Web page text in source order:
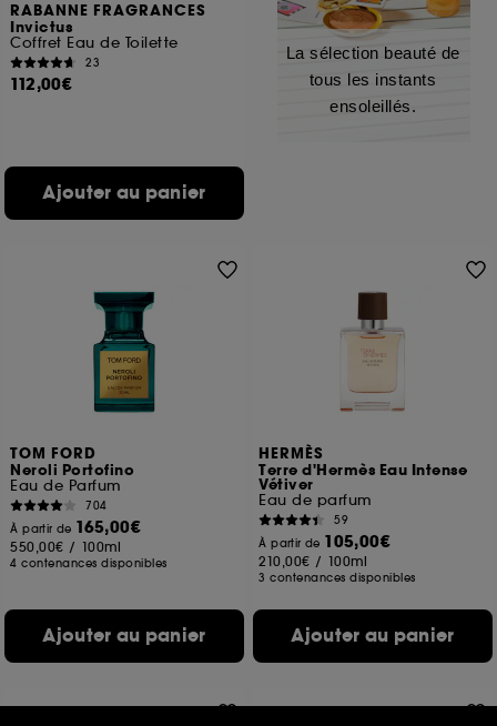
RABANNE FRAGRANCES
Invictus
Coffret Eau de Toilette
23
112,00€
Ajouter au panier
La sélection beauté de
tous les instants
ensoleillés.
TOM FORD
Neroli Portofino
Eau de Parfum
704
À partir de 165,00€
550,00€ / 100ml
4 contenances disponibles
Ajouter au panier
HERMÈS
Terre d'Hermès Eau Intense
Vétiver
Eau de parfum
59
À partir de 105,00€
210,00€ / 100ml
3 contenances disponibles
Ajouter au panier